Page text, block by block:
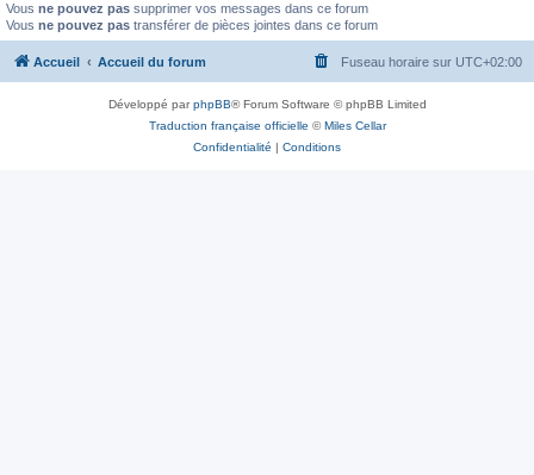
Vous ne pouvez pas supprimer vos messages dans ce forum
Vous ne pouvez pas transférer de pièces jointes dans ce forum
Accueil Accueil du forum Fuseau horaire sur UTC+02:00
Développé parphpBB® Forum Software © phpBB Limited
Traduction française officielle ©Miles Cellar
Confidentialité | Conditions